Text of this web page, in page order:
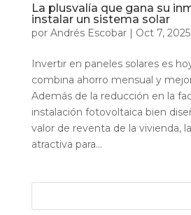
La plusvalía que gana su
instalar un sistema solar
por Andrés Escobar| Oct 7, 2025
Invertir en paneles solares es
combina ahorro mensual y
Además de la reducción en la
instalación fotovoltaica bien
valor de reventa de la vivienda,
atractiva para...